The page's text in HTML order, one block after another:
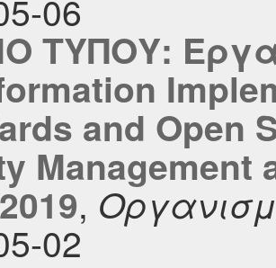
06
ΤΥΠΟΥ:
and Open
Management
,
02